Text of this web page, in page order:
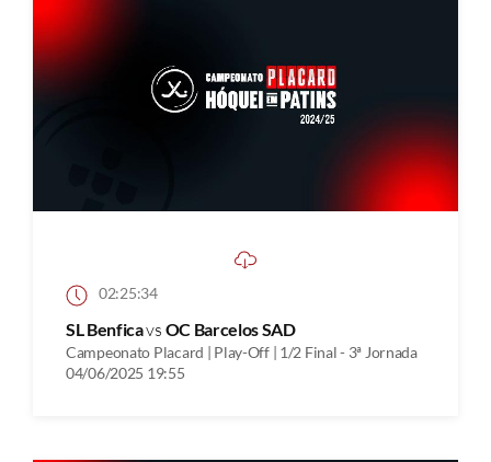
02:25:34
SL Benficavs OC Barcelos SAD
Campeonato Placard | Play-Off | 1/2 Final - 3ª Jornada
04/06/2025 19:55